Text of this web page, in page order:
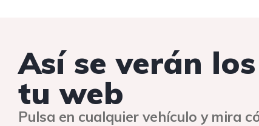
Así se verán
tu web
Pulsa en cualquier vehículo y mira